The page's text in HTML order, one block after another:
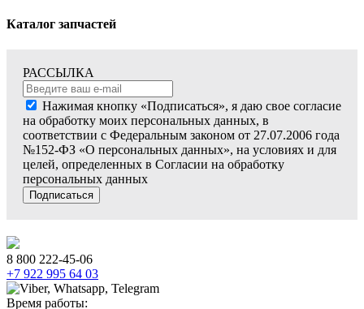
Каталог запчастей
РАССЫЛКА
Нажимая кнопку «Подписаться», я даю свое согласие
на обработку моих персональных данных, в
соответствии с Федеральным законом от 27.07.2006 года
№152-ФЗ «О персональных данных», на условиях и для
целей, определенных в Согласии на обработку
персональных данных
Подписаться
8 800 222-45-06
+7 922 995 64 03
Время работы: